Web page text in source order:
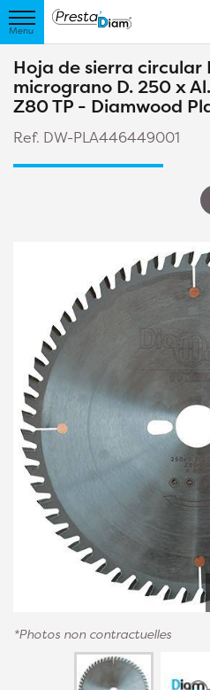
Hoja de sierra circular
micrograno D. 250 x
Z80 TP - Diamwood
Ref. DW-PLA446449001
*Photos non contractuelles